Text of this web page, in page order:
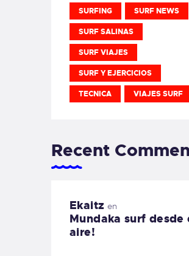
SURFING SURF NEWS
SURF SALINAS
SURF VIAJES
SURF Y EJERCICIOS
TECNICA VIAJES SURF
Recent
Ekaitz en
Mundaka surf desde
aire!